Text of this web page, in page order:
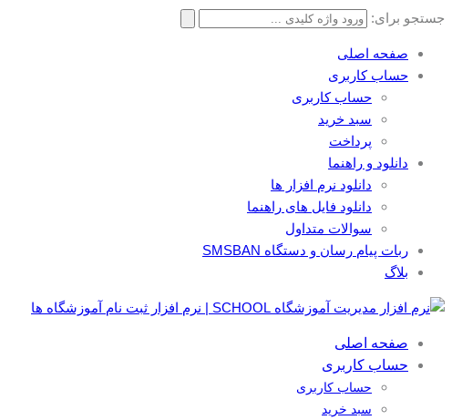
جستجو برای:
صفحه اصلی
حساب کاربری
حساب کاربری
سبد خرید
پرداخت
دانلود و راهنما
دانلود نرم افزار ها
دانلود فایل های راهنما
سوالات متداول
ربات پیام رسان و دستگاه SMSBAN
بلاگ
صفحه اصلی
حساب کاربری
حساب کاربری
سبد خرید